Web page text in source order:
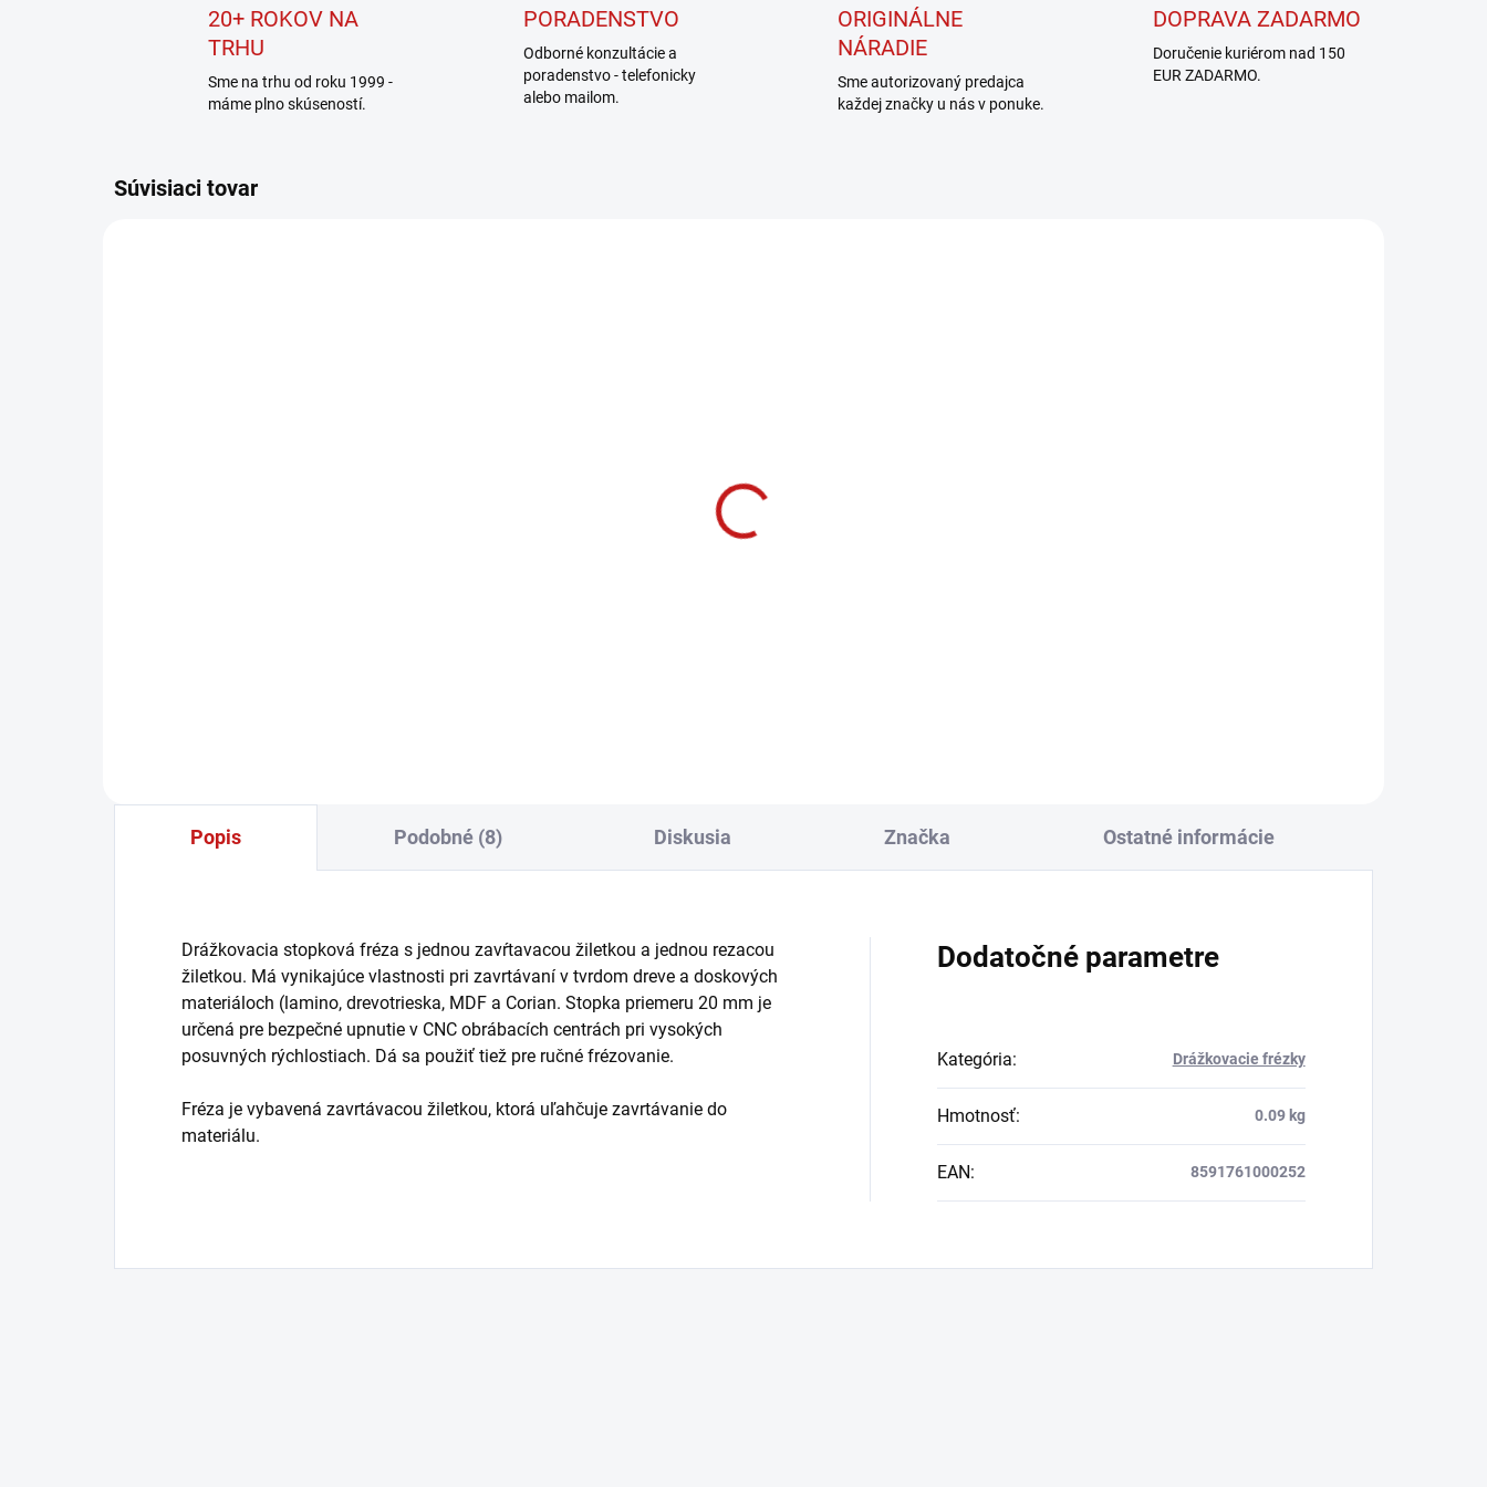
20+ ROKOV NA
TRHU
Sme na trhu od roku 1999 -
máme plno skúseností.
PORADENSTVO
Odborné konzultácie a
poradenstvo - telefonicky
alebo mailom.
ORIGINÁLNE
NÁRADIE
Sme autorizovaný predajca
každej značky u nás v ponuke.
DOPRAVA ZADARMO
Doručenie kuriérom nad 150
EUR ZADARMO.
Súvisiaci tovar
Popis Podobné (8) Diskusia Značka Ostatné informácie
Drážkovacia stopková fréza s jednou zavŕtavacou žiletkou a jednou rezacou
žiletkou. Má vynikajúce vlastnosti pri zavrtávaní v tvrdom dreve a doskových
materiáloch (lamino, drevotrieska, MDF a Corian. Stopka priemeru 20 mm je
určená pre bezpečné upnutie v CNC obrábacích centrách pri vysokých
posuvných rýchlostiach. Dá sa použiť tiež pre ručné frézovanie.
Fréza je vybavená zavrtávacou žiletkou, ktorá uľahčuje zavrtávanie do
materiálu.
Dodatočné parametre
Kategória: Drážkovacie frézky
Hmotnosť: 0.09 kg
EAN: 8591761000252